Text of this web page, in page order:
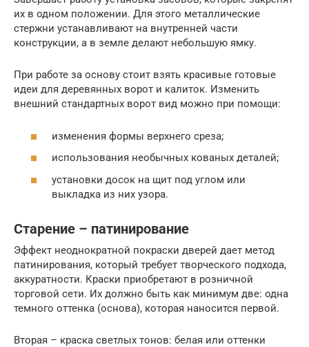
их в одном положении. Для этого металлические
стержни устанавливают на внутренней части
конструкции, а в земле делают небольшую ямку.
При работе за основу стоит взять красивые готовые
идеи для деревянных ворот и калиток. Изменить
внешний стандартных ворот вид можно при помощи:
изменения формы верхнего среза;
использования необычных кованых деталей;
установки досок на щит под углом или
выкладка из них узора.
Старение – патинирование
Эффект неоднократной покраски дверей дает метод
патинирования, который требует творческого подхода,
аккуратности. Краски приобретают в розничной
торговой сети. Их должно быть как минимум две: одна
темного оттенка (основа), которая наносится первой.
Вторая – краска светлых тонов: белая или оттенки